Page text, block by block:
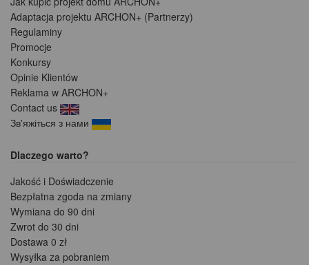
Adaptacja projektu ARCHON+ (Partnerzy)
Regulaminy
Promocje
Konkursy
Opinie Klientów
Reklama w ARCHON+
Contact us
Зв'яжіться з нами
Dlaczego warto?
Jakość i Doświadczenie
Bezpłatna zgoda na zmiany
Wymiana do 90 dni
Zwrot do 30 dni
Dostawa 0 zł
Wysyłka za pobraniem